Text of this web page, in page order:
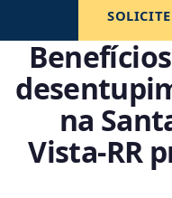
na
Vista‑RR